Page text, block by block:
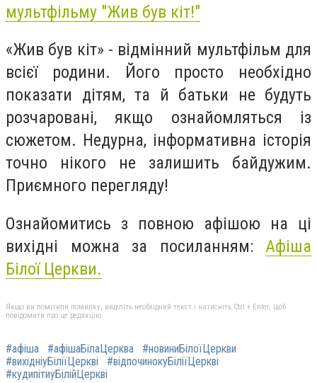
мультфільму "Жив був кіт!"
«Жив був кіт» - відмінний мультфільм для
всієї родини. Його просто необхідно
показати дітям, та й батьки не будуть
розчаровані, якщо ознайомляться із
сюжетом. Недурна, інформативна історія
точно нікого не залишить байдужим.
Приємного перегляду!
Ознайомитись з повною афішою на ці
вихідні можна за посиланням: Афіша
Білої Церкви.
Якщо ви помітили помилку, виділіть необхідний текст і натисніть Ctrl + Enter, щоб
повідомити про це редакцію
#афіша #афішаБілаЦерква
#новиниБілоїЦеркви
#вихідніуБіліїЦеркві
#відпочинокуБіліїЦеркві
#кудипітиуБілійЦеркві